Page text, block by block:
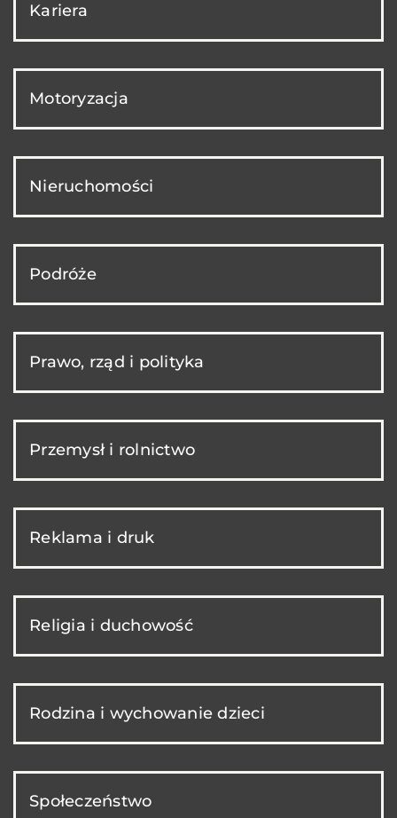
Kariera
Motoryzacja
Nieruchomości
Podróże
Prawo, rząd i polityka
Przemysł i rolnictwo
Reklama i druk
Religia i duchowość
Rodzina i wychowanie dzieci
Społeczeństwo